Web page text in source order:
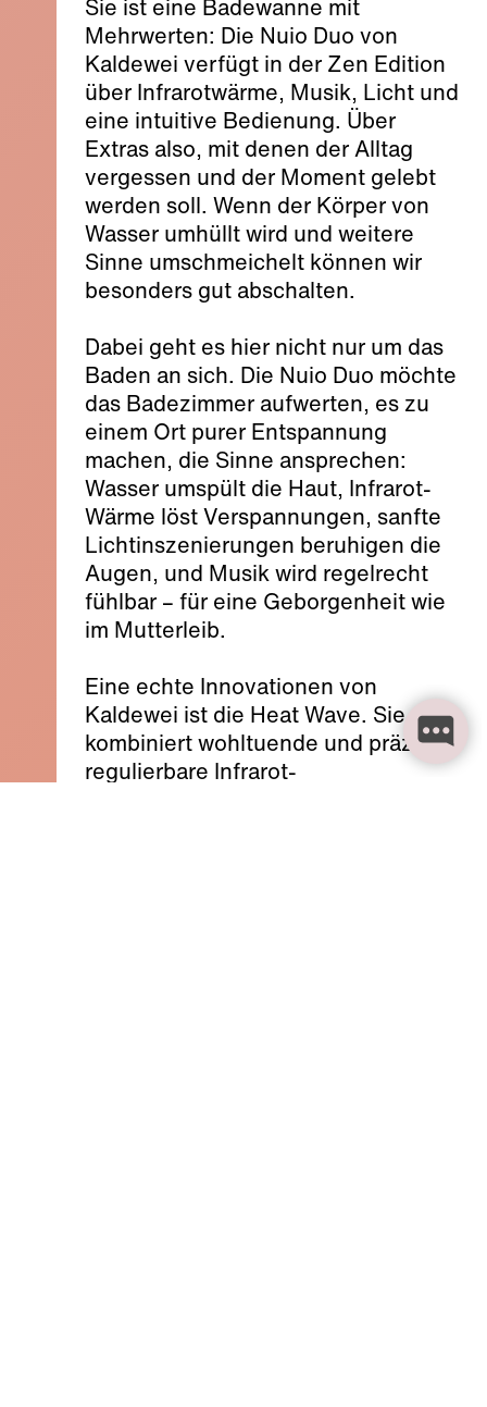
Sie ist eine Badewanne mit
Mehrwerten: Die Nuio Duo von
Kaldewei verfügt in der Zen Edition
über Infrarotwärme, Musik, Licht und
eine intuitive Bedienung. Über
Extras also, mit denen der Alltag
vergessen und der Moment gelebt
werden soll. Wenn der Körper von
Wasser umhüllt wird und weitere
Sinne umschmeichelt können wir
besonders gut abschalten.
Dabei geht es hier nicht nur um das
Baden an sich. Die Nuio Duo möchte
das Badezimmer aufwerten, es zu
einem Ort purer Entspannung
machen, die Sinne ansprechen:
Wasser umspült die Haut, Infrarot-
Wärme löst Verspannungen, sanfte
Lichtinszenierungen beruhigen die
Augen, und Musik wird regelrecht
fühlbar – für eine Geborgenheit wie
im Mutterleib.
Eine echte Innovationen von
Kaldewei ist die Heat Wave. Sie
kombiniert wohltuende und präzise
regulierbare Infrarot-